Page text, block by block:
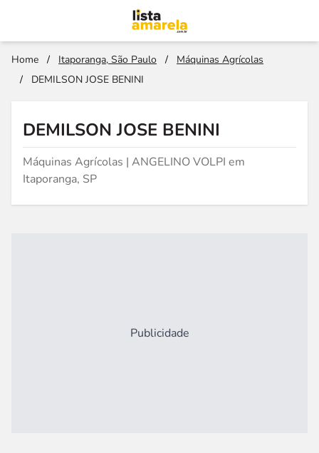
Home / Itaporanga, São Paulo /
Máquinas Agrícolas
/
DEMILSON JOSE BENINI
DEMILSON JOSE BENINI
Máquinas Agrícolas | ANGELINO VOLPI em
Itaporanga, SP
Publicidade